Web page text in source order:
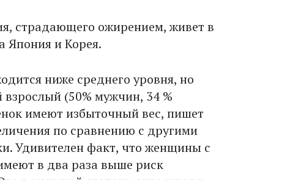
страдающего ожирением, живет в
Япония и Корея.
ниже среднего уровня, но
(50% мужчин, 34 %
имеют избыточный вес, пишет
по сравнению с другими
Удивителен факт, что женщины с
в два раза выше риск